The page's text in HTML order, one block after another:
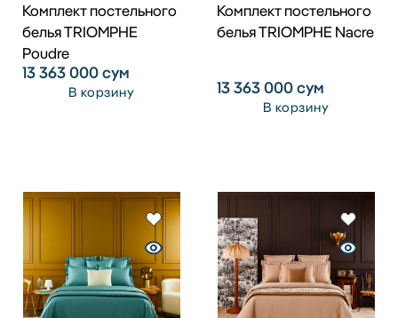
Комплект постельного
белья TRIOMPHE
Poudre
13 363 000сум
В корзину
Комплект постельного
белья TRIOMPHE Nacre
13 363 000сум
В корзину